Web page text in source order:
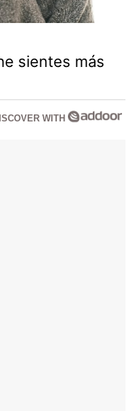
sientes más
WITH